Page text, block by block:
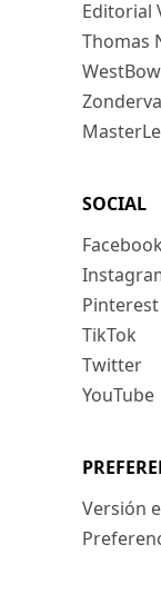
Editorial
Thomas
SOCIAL
Facebook
Pinterest
TikTok
Twitter
YouTube
Versión